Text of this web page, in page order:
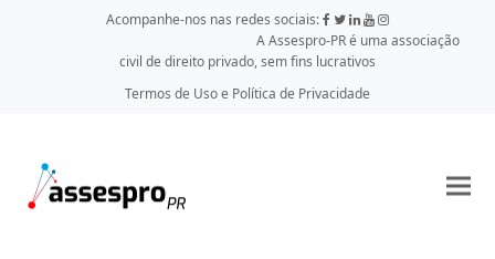
Acompanhe-nos nas redes sociais:
A Assespro-PR é uma associação
civil de direito privado, sem fins lucrativos
Termos de Uso e Política de Privacidade